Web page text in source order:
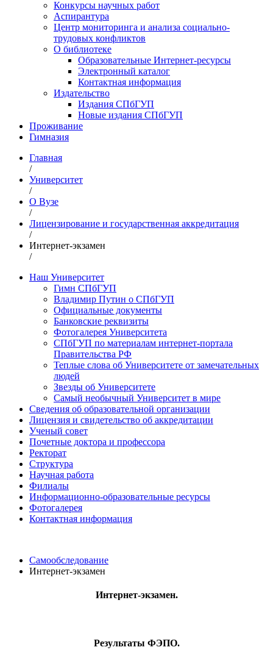
Конкурсы научных работ
Аспирантура
Центр мониторинга и анализа социально-
трудовых конфликтов
О библиотеке
Образовательные Интернет-ресурсы
Электронный каталог
Контактная информация
Издательство
Издания СПбГУП
Новые издания СПбГУП
Проживание
Гимназия
Главная
/
Университет
/
О Вузе
/
Лицензирование и государственная аккредитация
/
Интернет-экзамен
/
Наш Университет
Гимн СПбГУП
Владимир Путин о СПбГУП
Официальные документы
Банковские реквизиты
Фотогалерея Университета
СПбГУП по материалам интернет-портала
Правительства РФ
Теплые слова об Университете от замечательных
людей
Звезды об Университете
Самый необычный Университет в мире
Сведения об образовательной организации
Лицензия и свидетельство об аккредитации
Ученый совет
Почетные доктора и профессора
Ректорат
Структура
Научная работа
Филиалы
Информационно-образовательные ресурсы
Фотогалерея
Контактная информация
Самообследование
Интернет-экзамен
Интернет-экзамен.
Результаты ФЭПО.